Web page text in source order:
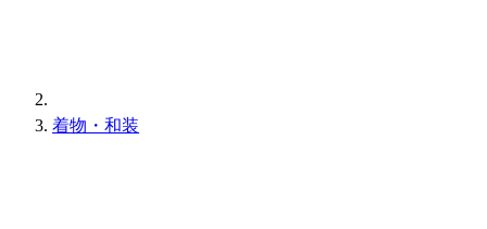
着物・和装